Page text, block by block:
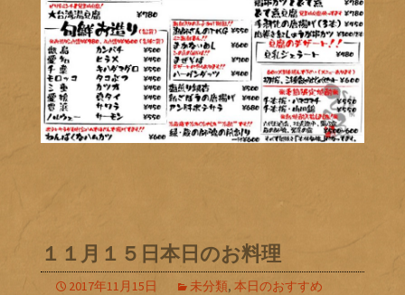
１１月１５日本日のお料理
2017年11月15日 未分類, 本日のおすすめ